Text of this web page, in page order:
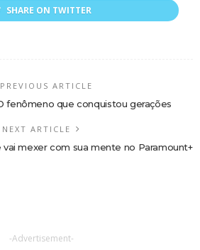
SHARE ON TWITTER
PREVIOUS ARTICLE
fenômeno que conquistou gerações
NEXT ARTICLE
mexer com sua mente no Paramount+
-Advertisement-